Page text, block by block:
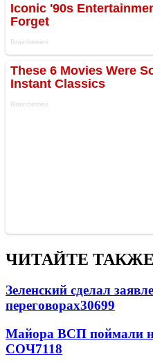
ЧИТАЙТЕ ТАКЖЕ
Зеленский сделал
переговорах30699
Майора ВСП поймали
СОЧ7118